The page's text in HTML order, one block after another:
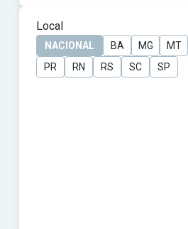
Prefeitura de Franca-SP
Prefeitura de Franco da Rocha - SP
Prefeitura de Goianinha-RN
Prefeitura de Guatambú-SC
Local
NACIONAL BA MG
MT
PR
RN RS SC SP